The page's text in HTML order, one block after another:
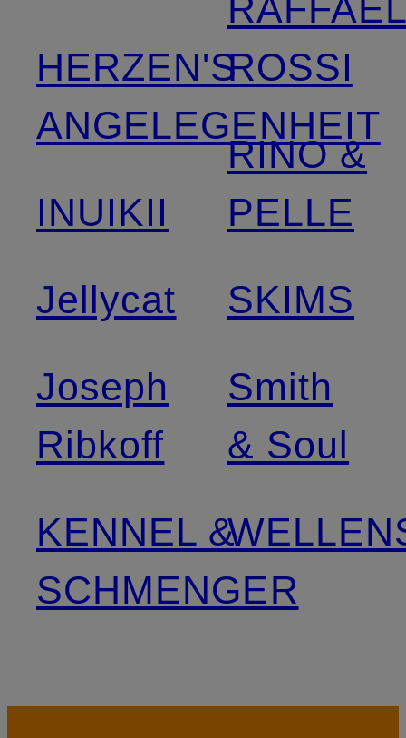
HERZEN'S
ANGELEGENHEIT
INUIKII
Jellycat
Joseph
Ribkoff
KENNEL &
SCHMENGER
ROSSI
RINO &
PELLE
SKIMS
Smith
& Soul